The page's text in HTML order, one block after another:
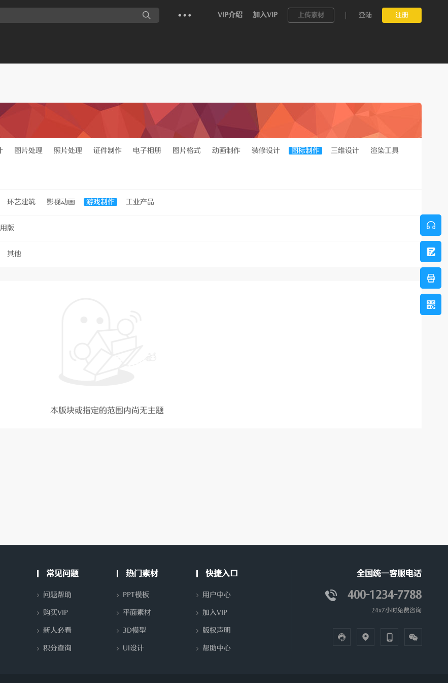
VIP介绍 加入VIP 上传素材 登陆 注册
图片处理 照片处理 证件制作 电子相册 图片格式 动画制作 装修设计 图标制作 三维设计 渲染工具
环艺建筑 影视动画 游戏制作 工业产品
版
其他
本版块或指定的范围内尚无主题
常见问题
问题帮助
购买VIP
新人必看
积分查询
热门素材
PPT模板
平面素材
3D模型
UI设计
快捷入口
用户中心
加入VIP
版权声明
帮助中心
全国统一客服电话
400-1234-7788
24x7小时免费咨询